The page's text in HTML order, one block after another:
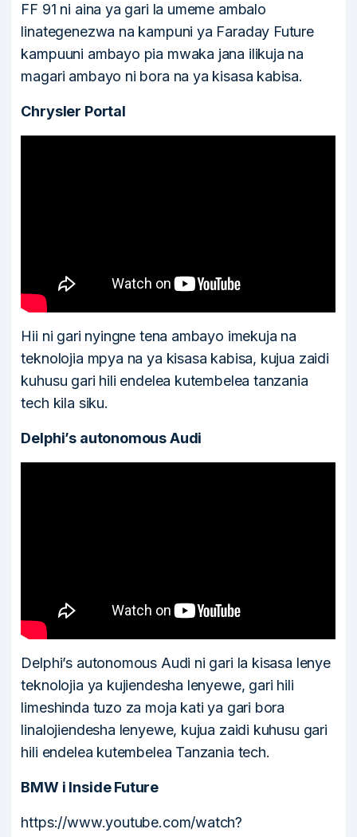
FF 91 ni aina ya gari la umeme ambalo
linategenezwa na kampuni ya Faraday Future
kampuuni ambayo pia mwaka jana ilikuja na
magari ambayo ni bora na ya kisasa kabisa.
Chrysler Portal
Hii ni gari nyingne tena ambayo imekuja na
teknolojia mpya na ya kisasa kabisa, kujua zaidi
kuhusu gari hili endelea kutembelea tanzania
tech kila siku.
Delphi’s autonomous Audi
Delphi’s autonomous Audi ni gari la kisasa lenye
teknolojia ya kujiendesha lenyewe, gari hili
limeshinda tuzo za moja kati ya gari bora
linalojiendesha lenyewe, kujua zaidi kuhusu gari
hili endelea kutembelea Tanzania tech.
BMW i Inside Future
https://www.youtube.com/watch?